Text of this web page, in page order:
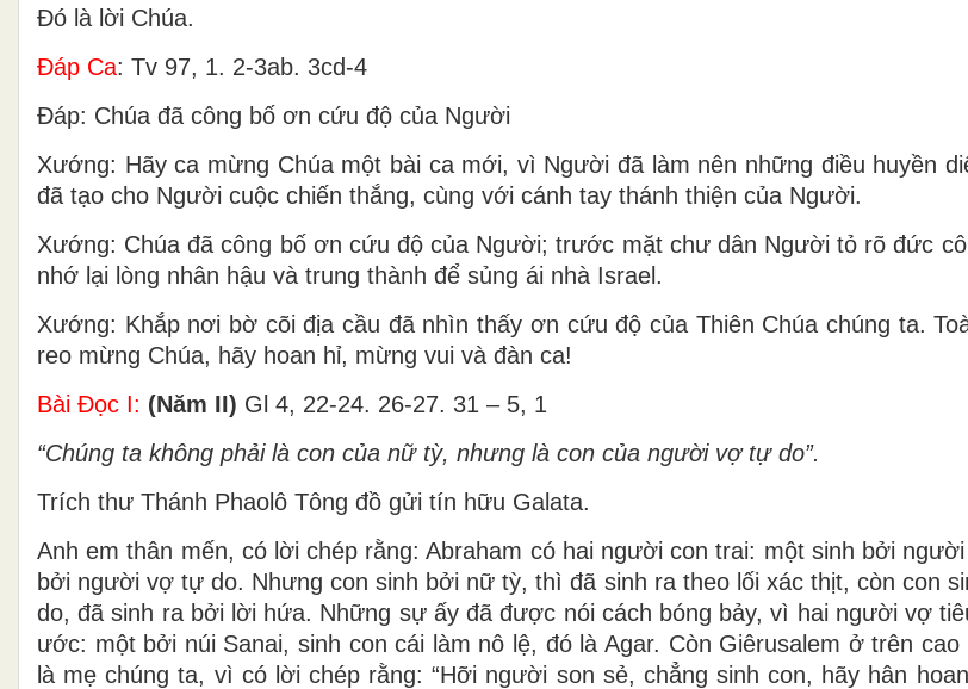
Ðó là lời Chúa.
Ðáp Ca: Tv 97, 1. 2-3ab. 3cd-4
Ðáp: Chúa đã công bố ơn cứu độ của Người
Xướng: Hãy ca mừng Chúa một bài ca mới, vì Người đã làm nên những điều huyền
đã tạo cho Người cuộc chiến thắng, cùng với cánh tay thánh thiện của Người.
Xướng: Chúa đã công bố ơn cứu độ của Người; trước mặt chư dân Người tỏ rõ đức
nhớ lại lòng nhân hậu và trung thành để sủng ái nhà Israel.
Xướng: Khắp nơi bờ cõi địa cầu đã nhìn thấy ơn cứu độ của Thiên Chúa chúng ta.
reo mừng Chúa, hãy hoan hỉ, mừng vui và đàn ca!
Bài Ðọc I: (Năm II) Gl 4, 22-24. 26-27. 31 – 5, 1
“Chúng ta không phải là con của nữ tỳ, nhưng là con của người vợ tự do”.
Trích thư Thánh Phaolô Tông đồ gửi tín hữu Galata.
Anh em thân mến, có lời chép rằng: Abraham có hai người con trai: một sinh bởi
bởi người vợ tự do. Nhưng con sinh bởi nữ tỳ, thì đã sinh ra theo lối xác thịt, còn con
do, đã sinh ra bởi lời hứa. Những sự ấy đã được nói cách bóng bảy, vì hai người vợ
ước: một bởi núi Sanai, sinh con cái làm nô lệ, đó là Agar. Còn Giêrusalem ở trên
là mẹ chúng ta, vì có lời chép rằng: “Hỡi người son sẻ, chẳng sinh con, hãy hân